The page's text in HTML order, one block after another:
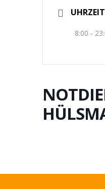
UHRZEIT
8:00 -